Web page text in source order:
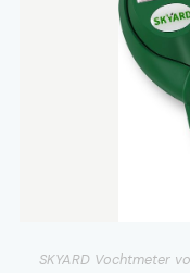
SKYARD Vochtmeter